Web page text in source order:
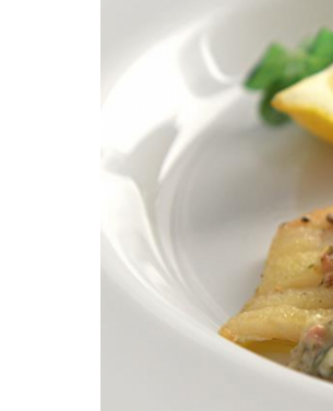
Мясо по-французьки
Рецепти із фаршу